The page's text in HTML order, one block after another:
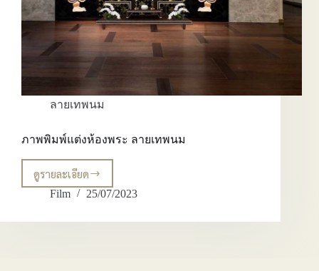
ลายเทพนม
ภาพพิมพ์แต่งห้องพระ ลายเทพนม
ดูรายละเอียด
ภาพ
พิมพ์
ห้อง
Film 25/07/2023